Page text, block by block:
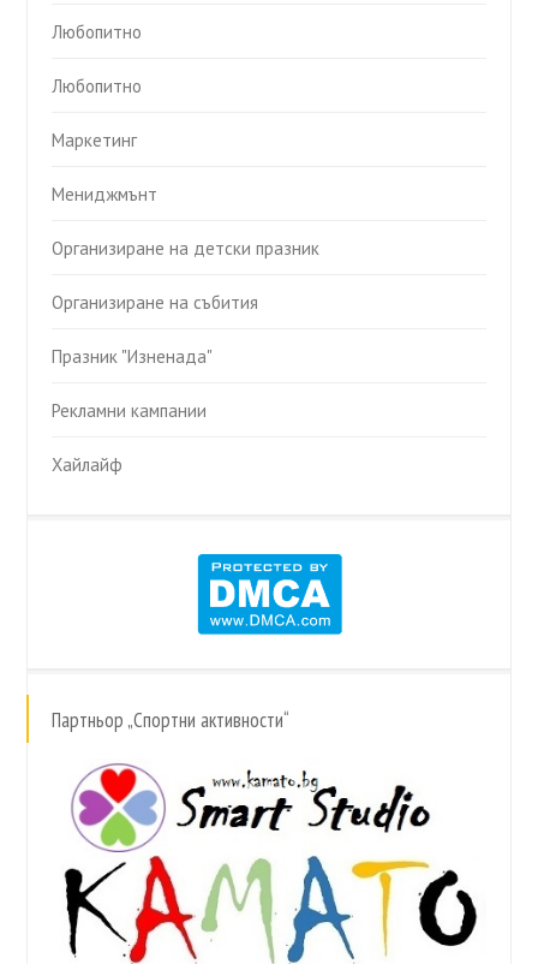
Любопитно
Любопитно
Маркетинг
Мениджмънт
Организиране на детски празник
Организиране на събития
Празник "Изненада"
Рекламни кампании
Хайлайф
Партньор „Спортни активности“